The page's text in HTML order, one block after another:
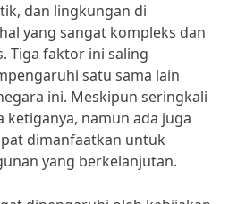
dan lingkungan di
yang sangat kompleks dan
Tiga faktor ini saling
satu sama lain
ini. Meskipun seringkali
namun ada juga
dimanfaatkan untuk
yang berkelanjutan.